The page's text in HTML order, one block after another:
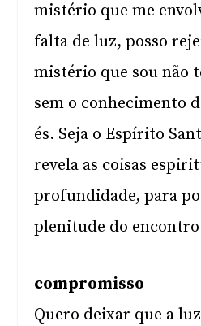
mistério que me
falta de luz, posso
mistério que sou não
sem o conhecimento
és. Seja o Espírito
revela as coisas
profundidade, para
plenitude do
compromisso
Quero deixar que a